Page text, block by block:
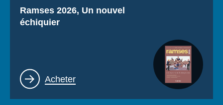
Titre
Ramses 2026, Un nouvel
échiquier
Lien
Acheter